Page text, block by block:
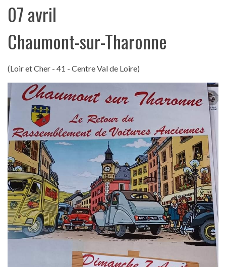
07 avril
Chaumont-sur-Tharonne
(Loir et Cher - 41 - Centre Val de Loire)